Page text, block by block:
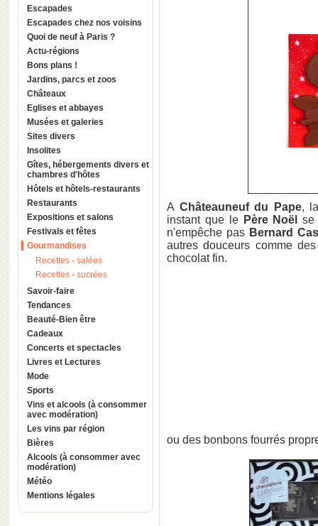
Escapades
Escapades chez nos voisins
Quoi de neuf à Paris ?
Actu-régions
Bons plans !
Jardins, parcs et zoos
Châteaux
Eglises et abbayes
Musées et galeries
Sites divers
Insolites
Gîtes, hébergements divers et
chambres d'hôtes
Hôtels et hôtels-restaurants
Restaurants
Expositions et salons
Festivals et fêtes
Gourmandises
Recettes - salées
Recettes - sucrées
Savoir-faire
Tendances
Beauté-Bien être
Cadeaux
Concerts et spectacles
Livres et Lectures
Mode
Sports
Vins et alcools (à consommer
avec modération)
Les vins par région
Bières
Alcools (à consommer avec
modération)
Météo
Mentions légales
A Châteauneuf du Pape,
instant que le Père Noëlse
n'empêche pas Bernard
autres douceurs comme
chocolat fin.
ou des bonbons fourrés